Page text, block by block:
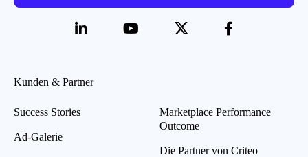
Kunden & Partner
Success Stories
Ad-Galerie
Marketplace Performance
Outcome
Die Partner von Criteo